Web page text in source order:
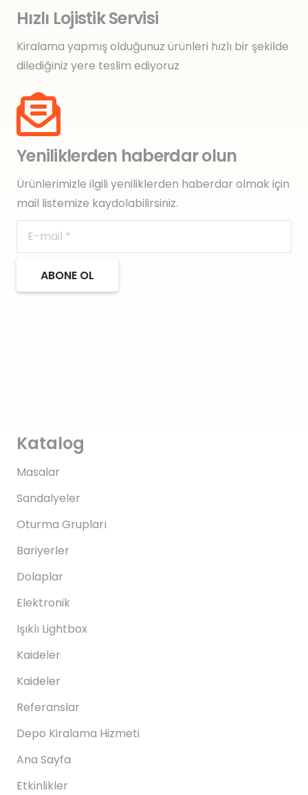
Hızlı Lojistik Servisi
Kiralama yapmış olduğunuz ürünleri hızlı bir şekilde
dilediğiniz yere teslim ediyoruz
Yeniliklerden haberdar olun
Ürünlerimizle ilgili yeniliklerden haberdar olmak için
mail listemize kaydolabilirsiniz.
ABONE OL
Katalog
Masalar
Sandalyeler
Oturma Grupları
Bariyerler
Dolaplar
Elektronik
Işıklı Lightbox
Kaideler
Kaideler
Referanslar
Depo Kiralama Hizmeti
Ana Sayfa
Etkinlikler